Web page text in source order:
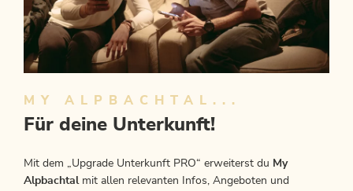
MY ALPBACHTAL...
Für deine Unterkunft!
Mit dem „Upgrade Unterkunft PRO“ erweiterst du My
Alpbachtal mit allen relevanten Infos, Angeboten und